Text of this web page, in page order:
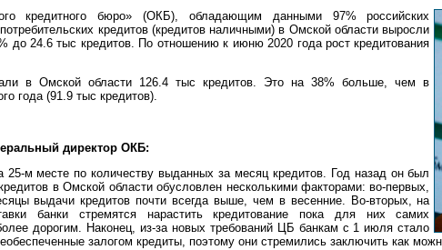
кредитного бюро» (ОКБ), обладающим данными 97% российских
кредитов (кредитов наличными) в Омской области выросли
до 24.6 тыс кредитов. По отношению к июню 2020 года рост кредитования
в Омской области 126.4 тыс кредитов. Это на 38% больше, чем в
года (91.9 тыс кредитов).
директор ОКБ:
25-м месте по количеству выданных за месяц кредитов. Год назад он был
в Омской области обусловлен несколькими факторами: во-первых,
выдачи кредитов почти всегда выше, чем в весенние. Во-вторых, на
банки стремятся нарастить кредитование пока для них самих
дорогим. Наконец, из-за новых требований ЦБ банкам с 1 июля стало
залогом кредиты, поэтому они стремились заключить как